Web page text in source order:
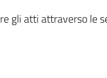
gli atti attraverso le